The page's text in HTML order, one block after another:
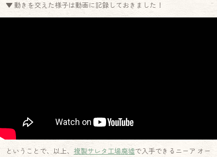
▼ 動きを交えた様子は動画に記録しておきました！
ということで、以上、 複製サレタ工場廃墟で入手できるニーア オー